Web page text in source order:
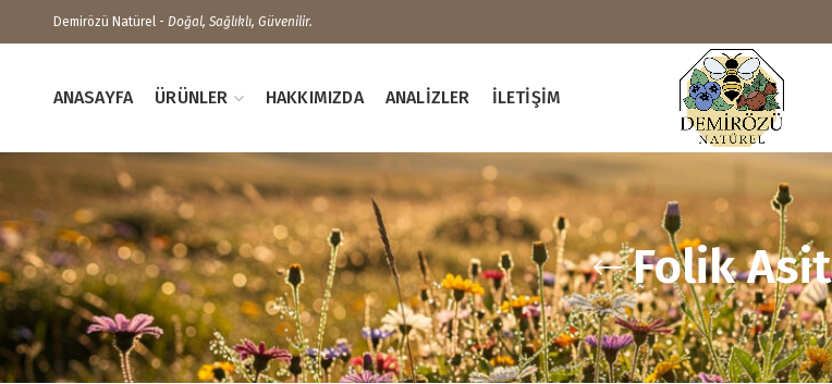
Demirözü Natürel - Doğal, Sağlıklı, Güvenilir.
ANASAYFA ÜRÜNLER HAKKIMIZDA ANALIZLER İLETIŞIM
Folik Asit